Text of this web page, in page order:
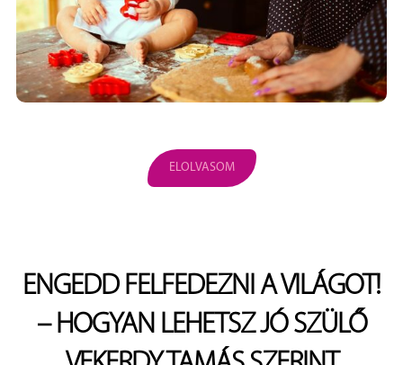
ELOLVASOM
ENGEDD FELFEDEZNI A VILÁGOT!
– HOGYAN LEHETSZ JÓ SZÜLŐ